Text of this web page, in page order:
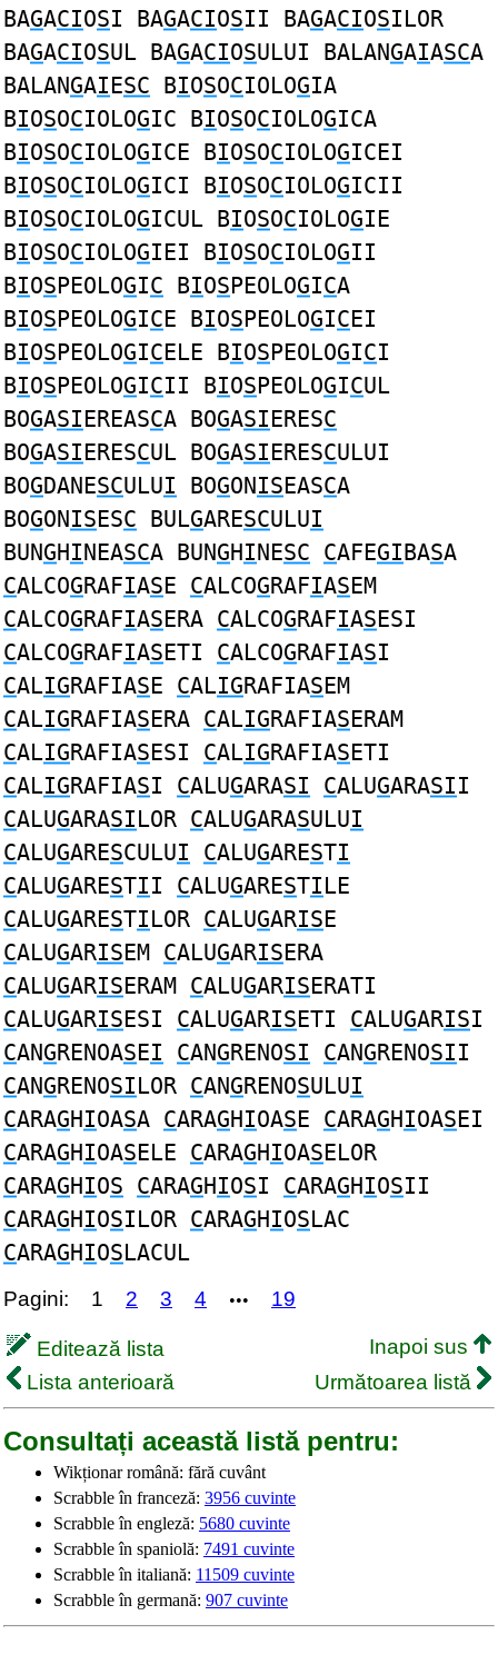
BAGACIOSI BAGACIOSII BAGACIOSILOR
BAGACIOSUL BAGACIOSULUI BALANGAIASCA
BALANGAIESC BIOSOCIOLOGIA
BIOSOCIOLOGIC BIOSOCIOLOGICA
BIOSOCIOLOGICE BIOSOCIOLOGICEI
BIOSOCIOLOGICI BIOSOCIOLOGICII
BIOSOCIOLOGICUL BIOSOCIOLOGIE
BIOSOCIOLOGIEI BIOSOCIOLOGII
BIOSPEOLOGIC BIOSPEOLOGICA
BIOSPEOLOGICE BIOSPEOLOGICEI
BIOSPEOLOGICELE BIOSPEOLOGICI
BIOSPEOLOGICII BIOSPEOLOGICUL
BOGASIEREASCA BOGASIERESC
BOGASIERESCUL BOGASIERESCULUI
BOGDANESCULUI BOGONISEASCA
BOGONISESC BULGARESCULUI
BUNGHINEASCA BUNGHINESC CAFEGIBASA
CALCOGRAFIASE CALCOGRAFIASEM
CALCOGRAFIASERA CALCOGRAFIASESI
CALCOGRAFIASETI CALCOGRAFIASI
CALIGRAFIASE CALIGRAFIASEM
CALIGRAFIASERA CALIGRAFIASERAM
CALIGRAFIASESI CALIGRAFIASETI
CALIGRAFIASI CALUGARASI CALUGARASII
CALUGARASILOR CALUGARASULUI
CALUGARESCULUI CALUGARESTI
CALUGARESTII CALUGARESTILE
CALUGARESTILOR CALUGARISE
CALUGARISEM CALUGARISERA
CALUGARISERAM CALUGARISERATI
CALUGARISESI CALUGARISETI CALUGARISI
CANGRENOASEI CANGRENOSI CANGRENOSII
CANGRENOSILOR CANGRENOSULUI
CARAGHIOASA CARAGHIOASE CARAGHIOASEI
CARAGHIOASELE CARAGHIOASELOR
CARAGHIOS CARAGHIOSI CARAGHIOSII
CARAGHIOSILOR CARAGHIOSLAC
CARAGHIOSLACUL
Pagini: 1 2 3 4 ••• 19
Editează lista
Inapoi sus
Lista anterioară
Următoarea listă
Consultați această listă pentru:
Wikționar română: fără cuvânt
Scrabble în franceză: 3956 cuvinte
Scrabble în engleză: 5680 cuvinte
Scrabble în spaniolă: 7491 cuvinte
Scrabble în italiană: 11509 cuvinte
Scrabble în germană: 907 cuvinte